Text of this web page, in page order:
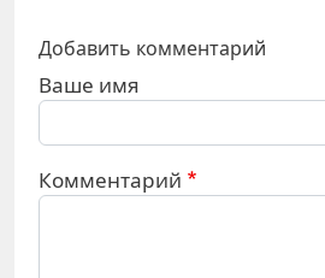
Добавить комментарий
Ваше имя
Комментарий